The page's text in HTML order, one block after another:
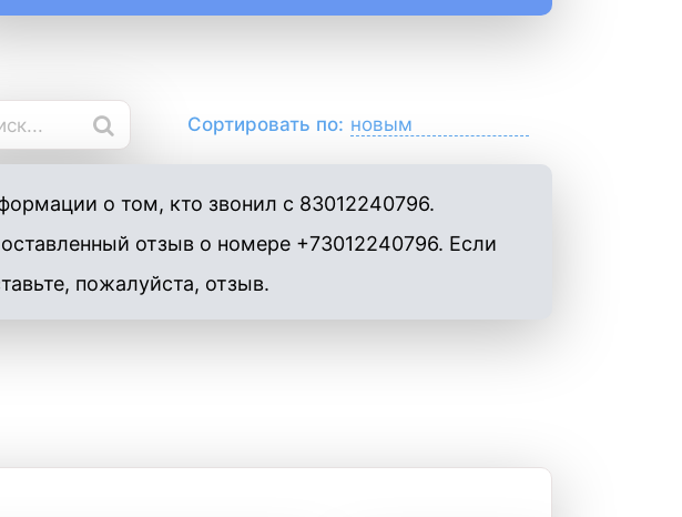
Сортировать по:
о том, кто звонил с 83012240796.
отзыв о номере +73012240796. Если
пожалуйста, отзыв.